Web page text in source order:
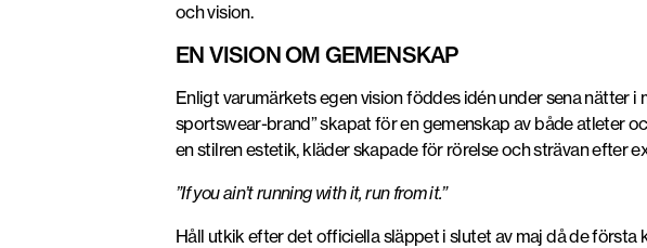
och vision.
EN VISION OM GEMENSKAP
Enligt varumärkets egen vision föddes idén under sena nätter
sportswear-brand” skapat för en gemenskap av både atleter
en stilren estetik, kläder skapade för rörelse och strävan efter
”If you ain’t running with it, run from it.”
Håll utkik efter det officiella släppet i slutet av maj då de första